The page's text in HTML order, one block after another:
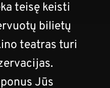
teisę keisti
bilietų
teatras turi
Jūs